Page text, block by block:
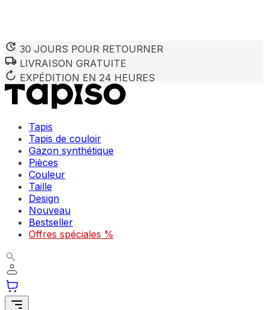
30 JOURS POUR RETOURNER
LIVRAISON GRATUITE
EXPÉDITION EN 24 HEURES
Tapis
Tapis de couloir
Gazon synthétique
Pièces
Couleur
Taille
Design
Nouveau
Bestseller
Offres spéciales %
Nous utilisons des cookies pour personnaliser le contenu
partenaires peuvent combiner ces informations avec
utilisation de leurs services.
Les cookies indispensables sont cruciaux pour les
Les cookies liés aux préférences permettent au site de
comme votre langue préférée ou la région dans laquelle